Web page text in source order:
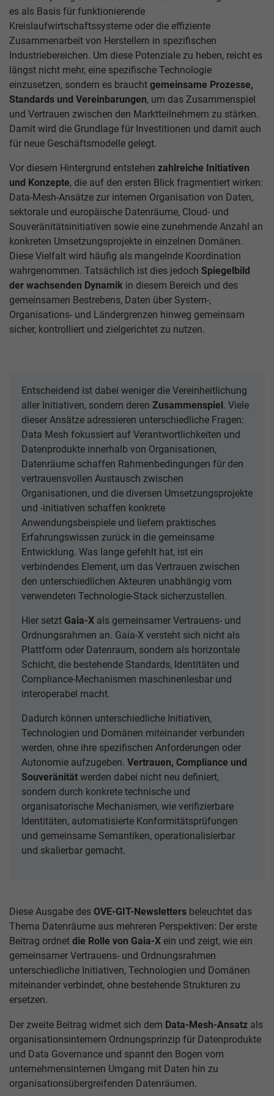
es als Basis für funktionierende
Kreislaufwirtschaftssysteme oder die effiziente
Zusammenarbeit von Herstellern in spezifischen
Industriebereichen. Um diese Potenziale zu heben, reicht es
längst nicht mehr, eine spezifische Technologie
einzusetzen, sondern es braucht gemeinsame Prozesse,
Standards und Vereinbarungen, um das Zusammenspiel
und Vertrauen zwischen den Marktteilnehmern zu stärken.
Damit wird die Grundlage für Investitionen und damit auch
für neue Geschäftsmodelle gelegt.
Vor diesem Hintergrund entstehen zahlreiche Initiativen
und Konzepte, die auf den ersten Blick fragmentiert wirken:
Data-Mesh-Ansätze zur internen Organisation von Daten,
sektorale und europäische Datenräume, Cloud- und
Souveränitätsinitiativen sowie eine zunehmende Anzahl an
konkreten Umsetzungsprojekte in einzelnen Domänen.
Diese Vielfalt wird häufig als mangelnde Koordination
wahrgenommen. Tatsächlich ist dies jedoch Spiegelbild
der wachsenden Dynamik in diesem Bereich und des
gemeinsamen Bestrebens, Daten über System-,
Organisations- und Ländergrenzen hinweg gemeinsam
sicher, kontrolliert und zielgerichtet zu nutzen.
Entscheidend ist dabei weniger die Vereinheitlichung
aller Initiativen, sondern deren Zusammenspiel. Viele
dieser Ansätze adressieren unterschiedliche Fragen:
Data Mesh fokussiert auf Verantwortlichkeiten und
Datenprodukte innerhalb von Organisationen,
Datenräume schaffen Rahmenbedingungen für den
vertrauensvollen Austausch zwischen
Organisationen, und die diversen Umsetzungsprojekte
und -initiativen schaffen konkrete
Anwendungsbeispiele und liefern praktisches
Erfahrungswissen zurück in die gemeinsame
Entwicklung. Was lange gefehlt hat, ist ein
verbindendes Element, um das Vertrauen zwischen
den unterschiedlichen Akteuren unabhängig vom
verwendeten Technologie-Stack sicherzustellen.
Hier setzt Gaia-X als gemeinsamer Vertrauens- und
Ordnungsrahmen an. Gaia-X versteht sich nicht als
Plattform oder Datenraum, sondern als horizontale
Schicht, die bestehende Standards, Identitäten und
Compliance-Mechanismen maschinenlesbar und
interoperabel macht.
Dadurch können unterschiedliche Initiativen,
Technologien und Domänen miteinander verbunden
werden, ohne ihre spezifischen Anforderungen oder
Autonomie aufzugeben. Vertrauen, Compliance und
Souveränität werden dabei nicht neu definiert,
sondern durch konkrete technische und
organisatorische Mechanismen, wie verifizierbare
Identitäten, automatisierte Konformitätsprüfungen
und gemeinsame Semantiken, operationalisierbar
und skalierbar gemacht.
Diese Ausgabe des OVE-GIT-Newsletters beleuchtet das
Thema Datenräume aus mehreren Perspektiven: Der erste
Beitrag ordnet die Rolle von Gaia-X ein und zeigt, wie ein
gemeinsamer Vertrauens- und Ordnungsrahmen
unterschiedliche Initiativen, Technologien und Domänen
miteinander verbindet, ohne bestehende Strukturen zu
ersetzen.
Der zweite Beitrag widmet sich dem Data-Mesh-Ansatz als
organisationsinternem Ordnungsprinzip für Datenprodukte
und Data Governance und spannt den Bogen vom
unternehmensinternen Umgang mit Daten hin zu
organisationsübergreifenden Datenräumen.